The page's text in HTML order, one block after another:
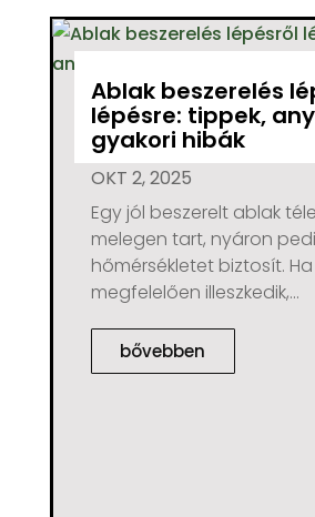
Ablak beszerelés
lépésre: tippek,
gyakori hibák
OKT 2, 2025
Egy jól beszerelt ablak
melegen tart, nyáron
hőmérsékletet biztosít.
megfelelően illeszkedik,...
bővebben